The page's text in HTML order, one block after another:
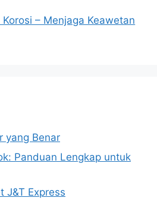
– Menjaga Keawetan
yang Benar
Panduan Lengkap untuk
J&T Express